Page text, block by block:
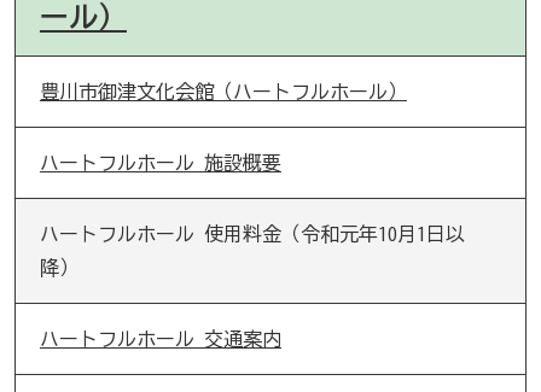
ール）
豊川市御津文化会館（ハートフルホール）
ハートフルホール 施設概要
ハートフルホール 使用料金（令和元年10月1日以
降）
ハートフルホール 交通案内